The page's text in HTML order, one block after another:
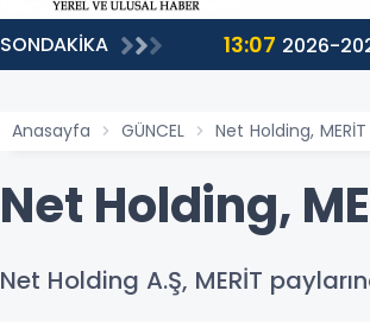
SONDAKİKA 13:07
Anasayfa GÜNCEL Net Holding,
Net Holding,
Net Holding A.Ş, MERİT